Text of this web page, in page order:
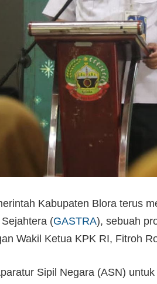
Kabupaten Blora terus
(GASTRA), sebuah
Wakil Ketua KPK RI, Fitroh
Sipil Negara (ASN)